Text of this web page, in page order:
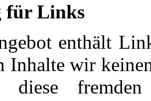
für Links
enthält
Inhalte wir
fremden